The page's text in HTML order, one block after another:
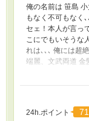
俺の名前は 笹島
もなく不可もなく
セェ！本人が言っ
こにでもいそうな
れは､､､ 俺には超
端麗、文武両道 金
い） 一つ下の学
レオンくん！ 俺
（自己肯定感が高
俺なんか､､､って1
24h.ポイント